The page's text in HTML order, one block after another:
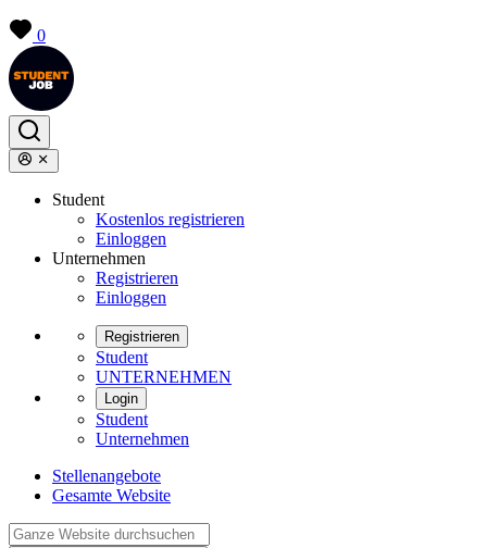
0
Student
Kostenlos registrieren
Einloggen
Unternehmen
Registrieren
Einloggen
Registrieren
Student
UNTERNEHMEN
Login
Student
Unternehmen
Stellenangebote
Gesamte Website